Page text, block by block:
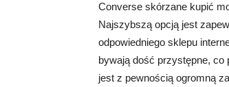
Converse skórzane kupić
Najszybszą opcją jest
odpowiedniego sklepu
bywają dość przystępne, co
jest z pewnością ogromną